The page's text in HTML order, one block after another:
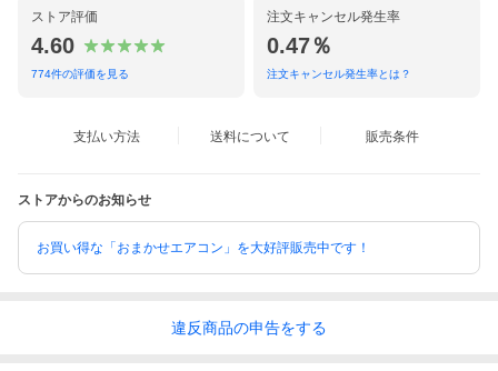
ストア評価
4.60
774件の評価を見る
注文キャンセル発生率
0.47％
注文キャンセル発生率とは？
支払い方法 送料について 販売条件
ストアからのお知らせ
お買い得な「おまかせエアコン」を大好評販売中です！
違反商品の申告をする